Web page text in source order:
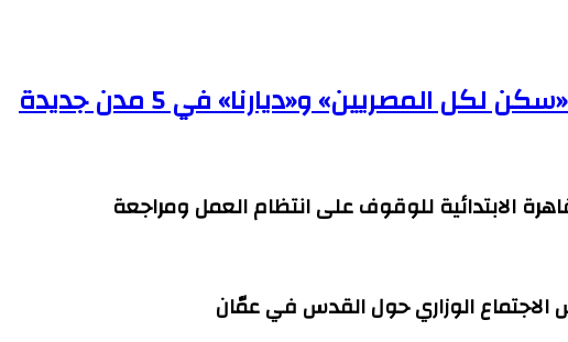
المصريين» و«ديارنا» في 5 مدن جديدة
الابتدائية للوقوف على انتظام العمل ومراجعة
الوزاري حول القدس في عمّان